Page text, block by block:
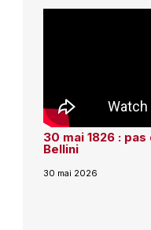
30 mai 1826 :
Bellini
30 mai 2026